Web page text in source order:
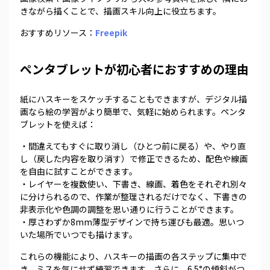
きながら描くことで、描画スキル向上に役立ちます。
おすすめリソース： Freepik
ペンタブレットが初心者におすすめの理由
紙にハスキーをスケッチすることもできますが、デジタル描
画なら絵の学習がより簡単で、気軽に始められます。ペンタ
ブレットを使えば：
・間違えてもすぐに取り消し（ひとつ前に戻る）や、やり直
し（戻した内容を取り消す）で修正できるため、配色や線画
を自由に試すことができます。
・レイヤーを複数使い、下書き、線画、着色をそれぞれ別々
に分けられるので、作業が整理されるだけでなく、下書きの
非表示化や色調の調整を思い通りに行うことができます。
・厚さわずか8mm薄型デザインで持ち運びも最適。思いつ
いた場所でいつでも描けます。
これらの機能により、ハスキーの描画の各ステップに集中で